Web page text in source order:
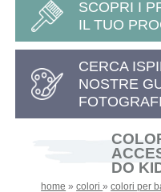
SCOPRI I
IL TUO
CERCA
NOSTRE
DO
home »colori»colori per